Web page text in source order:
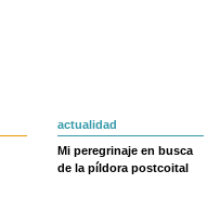
actualidad
Mi peregrinaje en busca
de la píldora postcoital